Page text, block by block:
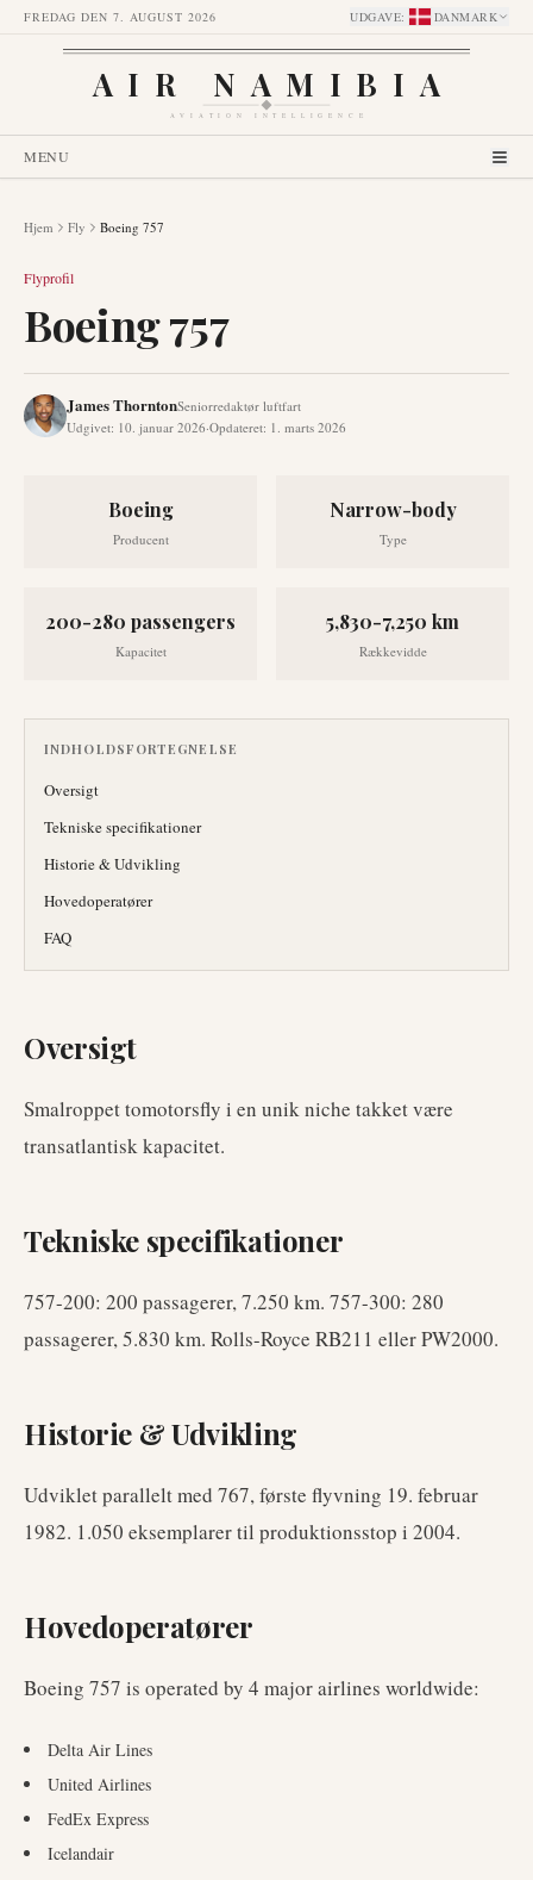
FREDAG DEN 7. AUGUST 2026 UDGAVE: DANMARK
AIR NAMIBIA
AVIATION INTELLIGENCE
MENU
Hjem Fly Boeing 757
Flyprofil
Boeing 757
James ThorntonSeniorredaktør luftfart
Udgivet: 10. januar 2026·Opdateret: 1. marts 2026
Boeing
Producent
Narrow-body
Type
200-280 passengers
Kapacitet
5,830-7,250 km
Rækkevidde
INDHOLDSFORTEGNELSE
Oversigt
Tekniske specifikationer
Historie & Udvikling
Hovedoperatører
FAQ
Oversigt
Smalroppet tomotorsfly i en unik niche takket være
transatlantisk kapacitet.
Tekniske specifikationer
757-200: 200 passagerer, 7.250 km. 757-300: 280
passagerer, 5.830 km. Rolls-Royce RB211 eller PW2000.
Historie & Udvikling
Udviklet parallelt med 767, første flyvning 19. februar
1982. 1.050 eksemplarer til produktionsstop i 2004.
Hovedoperatører
Boeing 757 is operated by 4 major airlines worldwide:
Delta Air Lines
United Airlines
FedEx Express
Icelandair